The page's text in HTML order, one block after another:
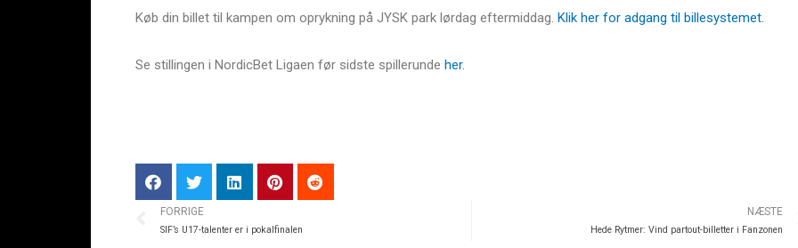
Køb din billet til kampen om oprykning på JYSK park lørdag eftermiddag. Klik her for adgang til billesystemet.
Se stillingen i NordicBet Ligaen før sidste spillerunde her.
FORRIGE
SIF’s U17-talenter er i pokalfinalen
NÆSTE
Hede Rytmer: Vind partout-billetter i Fanzonen